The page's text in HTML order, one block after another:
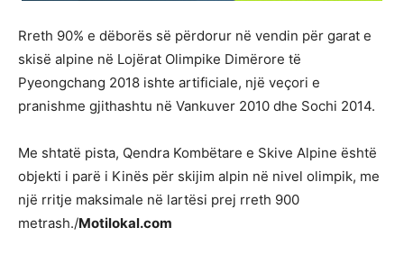
Rreth 90% e dëborës së përdorur në vendin për garat e
skisë alpine në Lojërat Olimpike Dimërore të
Pyeongchang 2018 ishte artificiale, një veçori e
pranishme gjithashtu në Vankuver 2010 dhe Sochi 2014.
Me shtatë pista, Qendra Kombëtare e Skive Alpine është
objekti i parë i Kinës për skijim alpin në nivel olimpik, me
një rritje maksimale në lartësi prej rreth 900
metrash./Motilokal.com